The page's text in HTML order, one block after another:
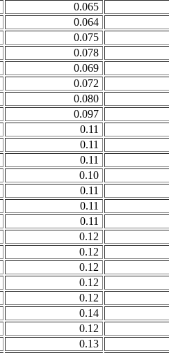
0.065
0.064
0.075
0.078
0.069
0.072
0.080
0.097
0.11
0.11
0.11
0.10
0.11
0.11
0.11
0.12
0.12
0.12
0.12
0.12
0.14
0.12
0.13